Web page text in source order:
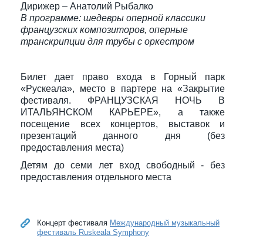
Дирижер – Анатолий Рыбалко
В программе: шедевры оперной классики
французских композиторов, оперные
транскрипции для трубы с оркестром
Билет дает право входа в Горный парк
«Рускеала», место в партере на «Закрытие
фестиваля. ФРАНЦУЗСКАЯ НОЧЬ В
ИТАЛЬЯНСКОМ КАРЬЕРЕ», а также
посещение всех концертов, выставок и
презентаций данного дня (без
предоставления места)
Детям до семи лет вход свободный - без
предоставления отдельного места
Концерт фестиваля Международный музыкальный
фестиваль Ruskeala Symphony